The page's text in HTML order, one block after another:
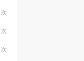
次
次
次